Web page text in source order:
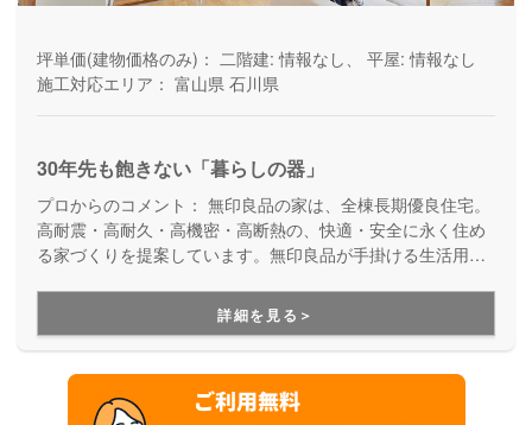
坪単価(建物価格のみ)： 二階建: 情報なし、 平屋: 情報なし
施工対応エリア： 富山県 石川県
30年先も飽きない「暮らしの器」
プロからのコメント： 無印良品の家は、全棟長期優良住宅。
高耐震・高耐久・高機密・高断熱の、快適・安全に永く住め
る家づくりを提案しています。無印良品が手掛ける生活用品
ちや機能を持ち、暮らし方に応じて柔軟に使いこなすことが
できる「暮らしの器」を形にした住まいです。
詳細を見る＞